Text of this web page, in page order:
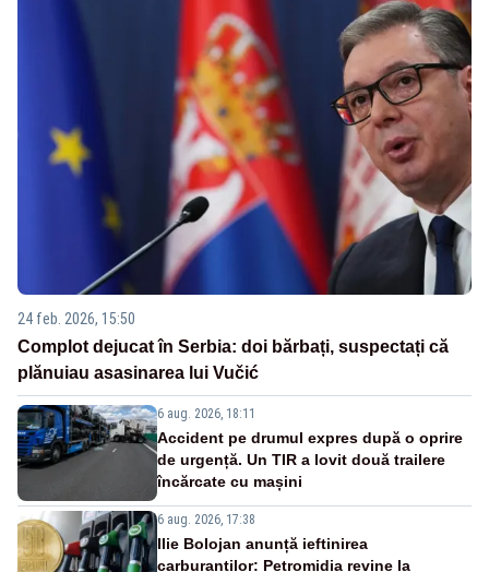
24 feb. 2026, 15:50
Complot dejucat în Serbia: doi bărbați, suspectați că
plănuiau asasinarea lui Vučić
6 aug. 2026, 18:11
Accident pe drumul expres după o oprire
de urgență. Un TIR a lovit două trailere
încărcate cu mașini
6 aug. 2026, 17:38
Ilie Bolojan anunță ieftinirea
carburanților: Petromidia revine la